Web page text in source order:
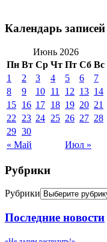
Календарь записей
Июнь 2026
Пн Вт Ср Чт Пт Сб Вс
« Май Июл »
1 2 3 4 5 6
7
8
9 10 11 12 13 14
15 16 17 18 19 20 21
22
23 24 25 26 27 28
29 30
Рубрики
Рубрики
Последние новости